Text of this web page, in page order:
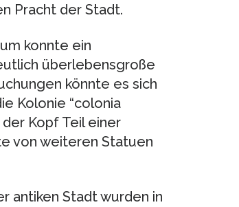
Pracht der Stadt.
konnte ein
überlebensgroße
könnte es sich
Kolonie “colonia
Kopf Teil einer
von weiteren Statuen
antiken Stadt wurden in